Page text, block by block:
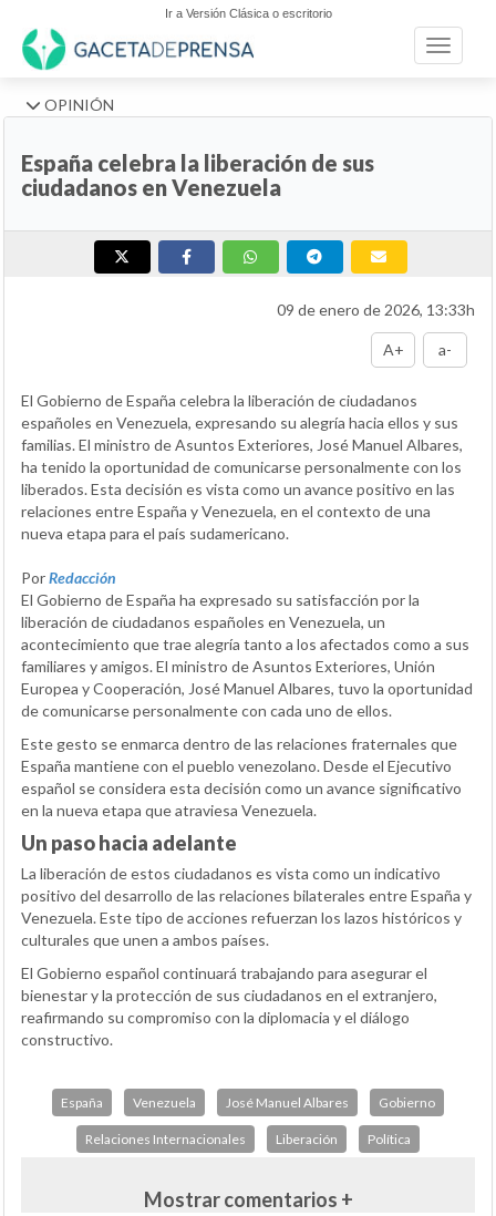
Ir a Versión Clásica o escritorio
Toggle
OPINIÓN
España celebra la liberación de sus
ciudadanos en Venezuela
09 de enero de 2026, 13:33h
A+ a-
El Gobierno de España celebra la liberación de ciudadanos
españoles en Venezuela, expresando su alegría hacia ellos y sus
familias. El ministro de Asuntos Exteriores, José Manuel Albares,
ha tenido la oportunidad de comunicarse personalmente con los
liberados. Esta decisión es vista como un avance positivo en las
relaciones entre España y Venezuela, en el contexto de una
nueva etapa para el país sudamericano.
PorRedacción
El Gobierno de España ha expresado su satisfacción por la
liberación de ciudadanos españoles en Venezuela, un
acontecimiento que trae alegría tanto a los afectados como a sus
familiares y amigos. El ministro de Asuntos Exteriores, Unión
Europea y Cooperación, José Manuel Albares, tuvo la oportunidad
de comunicarse personalmente con cada uno de ellos.
Este gesto se enmarca dentro de las relaciones fraternales que
España mantiene con el pueblo venezolano. Desde el Ejecutivo
español se considera esta decisión como un avance significativo
en la nueva etapa que atraviesa Venezuela.
Un paso hacia adelante
La liberación de estos ciudadanos es vista como un indicativo
positivo del desarrollo de las relaciones bilaterales entre España y
Venezuela. Este tipo de acciones refuerzan los lazos históricos y
culturales que unen a ambos países.
El Gobierno español continuará trabajando para asegurar el
bienestar y la protección de sus ciudadanos en el extranjero,
reafirmando su compromiso con la diplomacia y el diálogo
constructivo.
España Venezuela José Manuel Albares Gobierno
Relaciones Internacionales Liberación Política
Mostrar comentarios +